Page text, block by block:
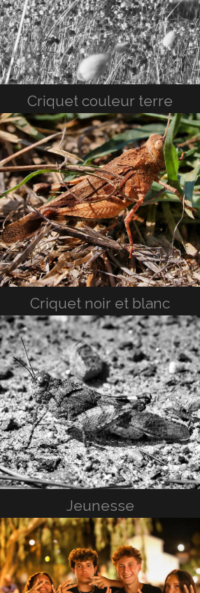
Criquet couleur terre
Criquet noir et blanc
Jeunesse